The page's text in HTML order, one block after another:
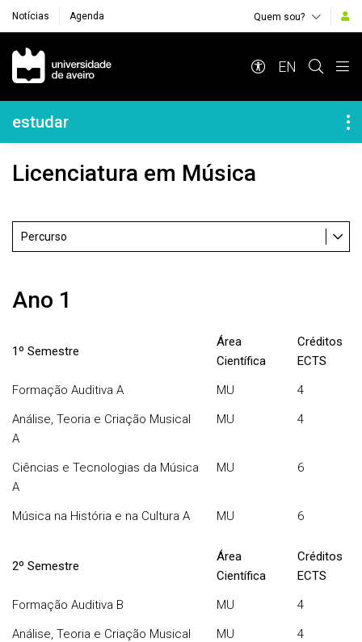
Notícias Agenda Quem sou?
Navegação Principal
EN
Navegação Lateral
estudar
Licenciatura em Música
Percurso
Ano 1
1º Semestre
Área
Científica
Créditos
ECTS
Formação Auditiva A
MU
4
Análise, Teoria e Criação Musical
A
MU 4
Ciências e Tecnologias da Música
A
MU 6
Música na História e na Cultura A MU 6
2º Semestre
Área
Científica
Créditos
ECTS
Formação Auditiva B
MU
4
Análise, Teoria e Criação Musical
MU 4